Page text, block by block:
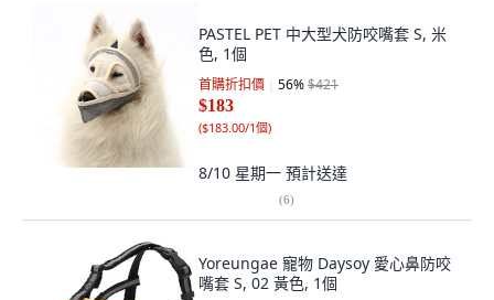
PASTEL PET 中大型犬防咬嘴套 S, 米
色, 1個
首購折扣價 56%$421
$183
($183.00/1個)
8/10 星期一 預計送達
(6)
Yoreungae 寵物 Daysoy 愛心鼻防咬
嘴套 S, 02 黃色, 1個